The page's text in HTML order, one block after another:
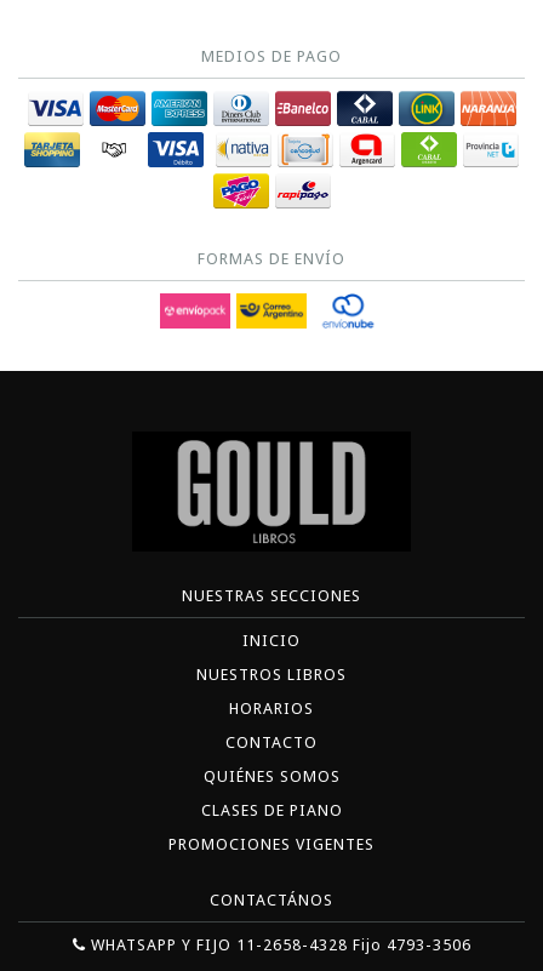
MEDIOS DE PAGO
FORMAS DE ENVÍO
NUESTRAS SECCIONES
INICIO
NUESTROS LIBROS
HORARIOS
CONTACTO
QUIÉNES SOMOS
CLASES DE PIANO
PROMOCIONES VIGENTES
CONTACTÁNOS
WHATSAPP Y FIJO 11-2658-4328 Fijo 4793-3506